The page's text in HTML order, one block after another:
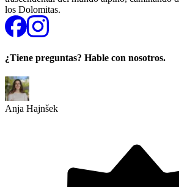
los Dolomitas.
¿Tiene preguntas? Hable con nosotros.
Anja Hajnšek